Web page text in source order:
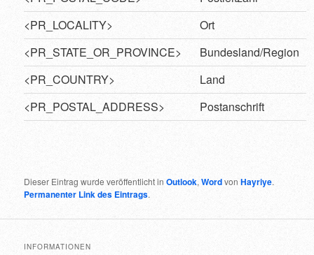
<PR_LOCALITY>
Ort
<PR_STATE_OR_PROVINCE>
Bundesland/Region
<PR_COUNTRY>
Land
<PR_POSTAL_ADDRESS>
Postanschrift
Dieser Eintrag wurde veröffentlicht inOutlook,WordvonHayriye.
Permanenter Link des Eintrags.
INFORMATIONEN